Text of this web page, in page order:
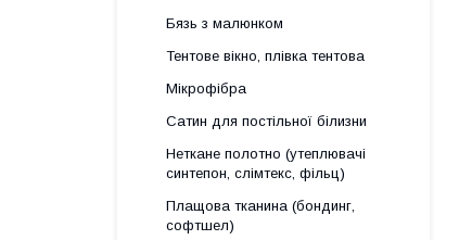
Бязь з малюнком
Тентове вікно, плівка тентова
Мікрофібра
Сатин для постільної білизни
Неткане полотно (утеплювачі
синтепон, слімтекс, фільц)
Плащова тканина (бондинг,
софтшел)